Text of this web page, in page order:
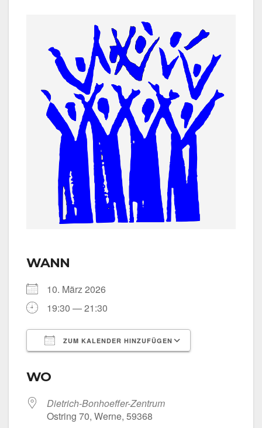
WANN
10. März 2026
19:30 — 21:30
ZUM KALENDER HINZUFÜGEN
WO
Dietrich-Bonhoeffer-Zentrum
Ost­ring 70, Wer­ne, 59368